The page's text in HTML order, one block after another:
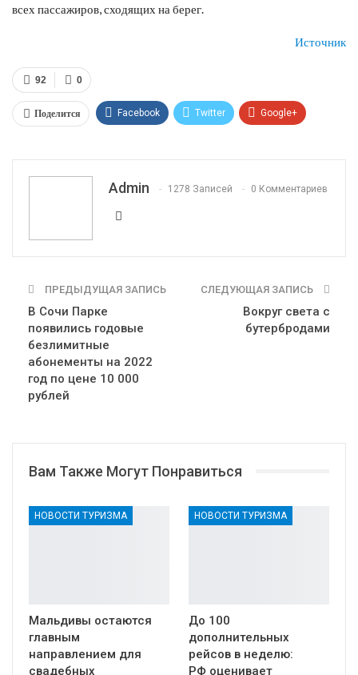
всех пассажиров, сходящих на берег.
Источник
0
92
Поделится Facebook Twitter Google+
Admin 1278 Записей 0 Комментариев
ПРЕДЫДУЩАЯ ЗАПИСЬ
В Сочи Парке
появились годовые
безлимитные
абонементы на 2022
год по цене 10 000
рублей
СЛЕДУЮЩАЯ ЗАПИСЬ
Вокруг света с
бутербродами
Вам Также Могут Понравиться
НОВОСТИ ТУРИЗМА
Мальдивы остаются
главным
направлением для
свадебных
НОВОСТИ ТУРИЗМА
До 100
дополнительных
рейсов в неделю:
РФ оценивает